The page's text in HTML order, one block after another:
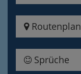
Routenplan
Sprüche